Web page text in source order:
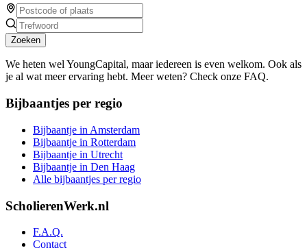
Zoeken
We heten wel YoungCapital, maar iedereen is even welkom. Ook als
je al wat meer ervaring hebt. Meer weten? Check onze FAQ.
Bijbaantjes per regio
Bijbaantje in Amsterdam
Bijbaantje in Rotterdam
Bijbaantje in Utrecht
Bijbaantje in Den Haag
Alle bijbaantjes per regio
ScholierenWerk.nl
F.A.Q.
Contact